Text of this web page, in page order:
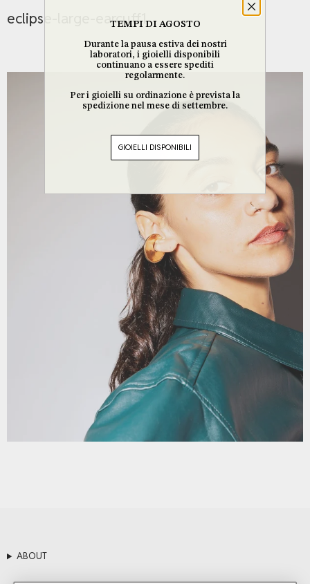
eclipse-large-earcuff1
ABOUT
TEMPI DI AGOSTO
Durante la pausa estiva dei nostri
laboratori, i gioielli disponibili
continuano a essere spediti
regolarmente.
Per i gioielli su ordinazione è prevista la
spedizione nel mese di settembre.
GIOIELLI DISPONIBILI